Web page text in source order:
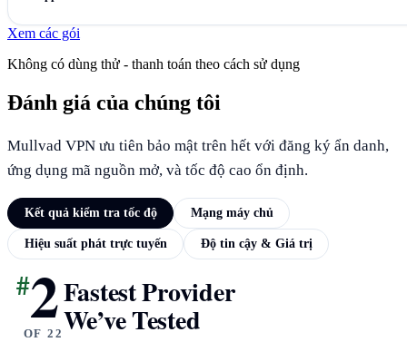
Xem các gói
Không có dùng thử - thanh toán theo cách sử dụng
Đánh giá của chúng tôi
Mullvad VPN ưu tiên bảo mật trên hết với đăng ký ẩn danh,
ứng dụng mã nguồn mở, và tốc độ cao ổn định.
Kết quả kiểm tra tốc độ Mạng máy chủ
Hiệu suất phát trực tuyến Độ tin cậy & Giá trị
KẾT QUẢ KIỂM TRA TỐC ĐỘ
#2
OF 22
Fastest Provider
We’ve Tested